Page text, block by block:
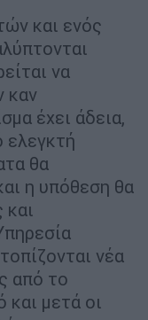
και ενός
να
καν
έχει άδεια,
ελεγκτή
θα
η υπόθεση θα
και
νέα
από το
μετά οι